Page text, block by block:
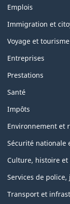
Thèmes
sujets
Emplois
Immigration et
Voyage et tourisme
Entreprises
Prestations
Santé
Impôts
Environnement et
Sécurité nationale
Culture, histoire
Services de
Transport et